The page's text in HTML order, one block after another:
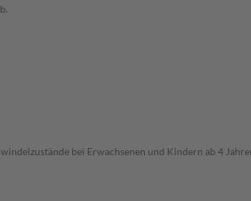
bei Erwachsenen und Kindern ab 4